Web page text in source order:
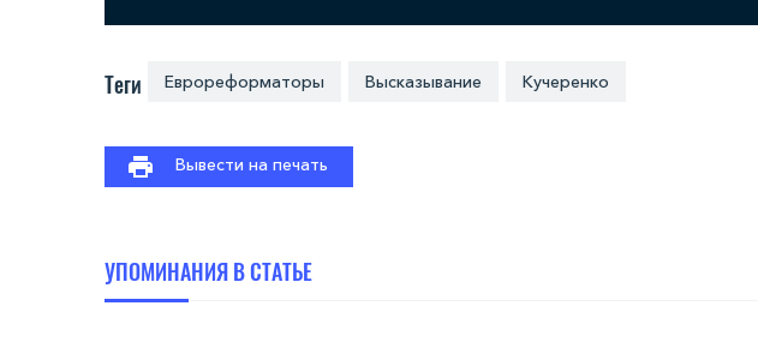
Теги Еврореформаторы Высказывание Кучеренко
Вывести на печать
УПОМИНАНИЯ В СТАТЬЕ